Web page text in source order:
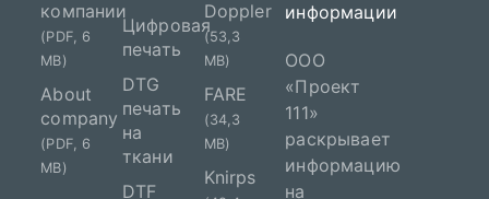
компании
(PDF, 6
MB)
About
company
(PDF, 6
MB)
Цифровая
печать
DTG
печать
на
ткани
DTF
Doppler
(53,3
MB)
FARE
(34,3
MB)
Knirps
информации
ООО
«Проект
111»
раскрывает
информацию
на